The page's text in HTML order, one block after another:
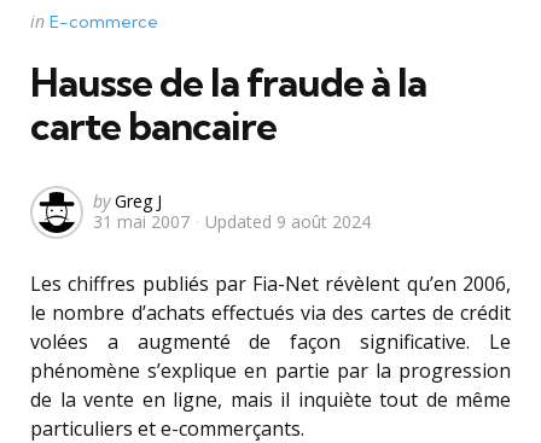
Categories
Posted
in E-commerce
Hausse de la fraude à la
carte bancaire
Posted
by
by Greg J
31 mai 2007
Updated 9 août 2024
Les chiffres publiés par Fia-Net révèlent qu’en 2006,
le nombre d’achats effectués via des cartes de crédit
volées a augmenté de façon significative. Le
phénomène s’explique en partie par la progression
de la vente en ligne, mais il inquiète tout de même
particuliers et e-commerçants.